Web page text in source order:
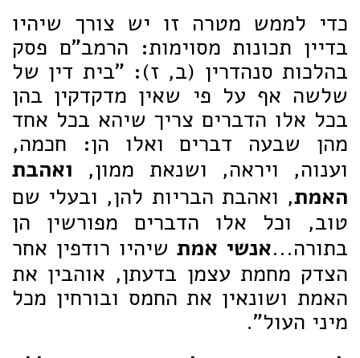
כדי לממש מטרה זו יש צורך שיהיו
בדיין תכונות מסוימות: הרמב"ם פסק
בהלכות סנהדרין (ב, ז): "בית דין של
שלשה אף על פי שאין מדקדקין בהן
בכל אלו הדברים צריך שיהא בכל אחד
מהן שבעה דברים ואלו הן: חכמה,
וענוה, ויראה, ושנאת ממון, ואהבת
האמת, ואהבת הבריות להן, ובעלי שם
טוב, וכל אלו הדברים מפורשין הן
בתורה...אנשי אמתשיהיו רודפין אחר
הצדק מחמת עצמן בדעתן, אוהבין את
האמת ושונאין את החמס ובורחין מכל
מיני העול".